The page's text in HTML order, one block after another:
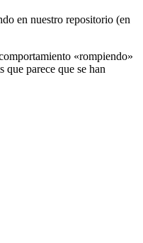
en nuestro repositorio (en
«rompiendo»
parece que se han